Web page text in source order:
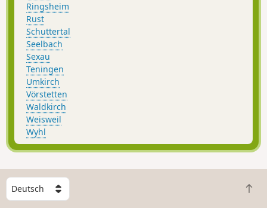
Ringsheim
Rust
Schuttertal
Seelbach
Sexau
Teningen
Umkirch
Vörstetten
Waldkirch
Weisweil
Wyhl
W
ä
Z